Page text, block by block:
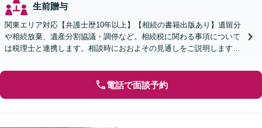
生前贈与
関東エリア対応【弁護士歴10年以上】【相続の書籍出版あり】遺留分
や相続放棄、遺産分割協議・調停など。相続税に関わる事項について
は税理士と連携します。相談時におおよその見通しをご説明します
電話で面談予約